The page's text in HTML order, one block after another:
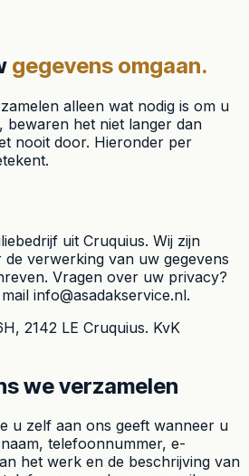
gegevens omgaan.
alleen wat nodig is om u
bewaren het niet langer dan
nooit door. Hieronder per
uit Cruquius. Wij zijn
verwerking van uw gegevens
Vragen over uw privacy?
info@asadakservice.nl.
, 2142 LE Cruquius. KvK
we verzamelen
u zelf aan ons geeft wanneer u
telefoonnummer, e-
het werk en de beschrijving van